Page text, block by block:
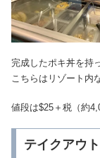
完成したポキ丼を持
こちらはリゾート内
値段は$25＋税（約
テイクアウ